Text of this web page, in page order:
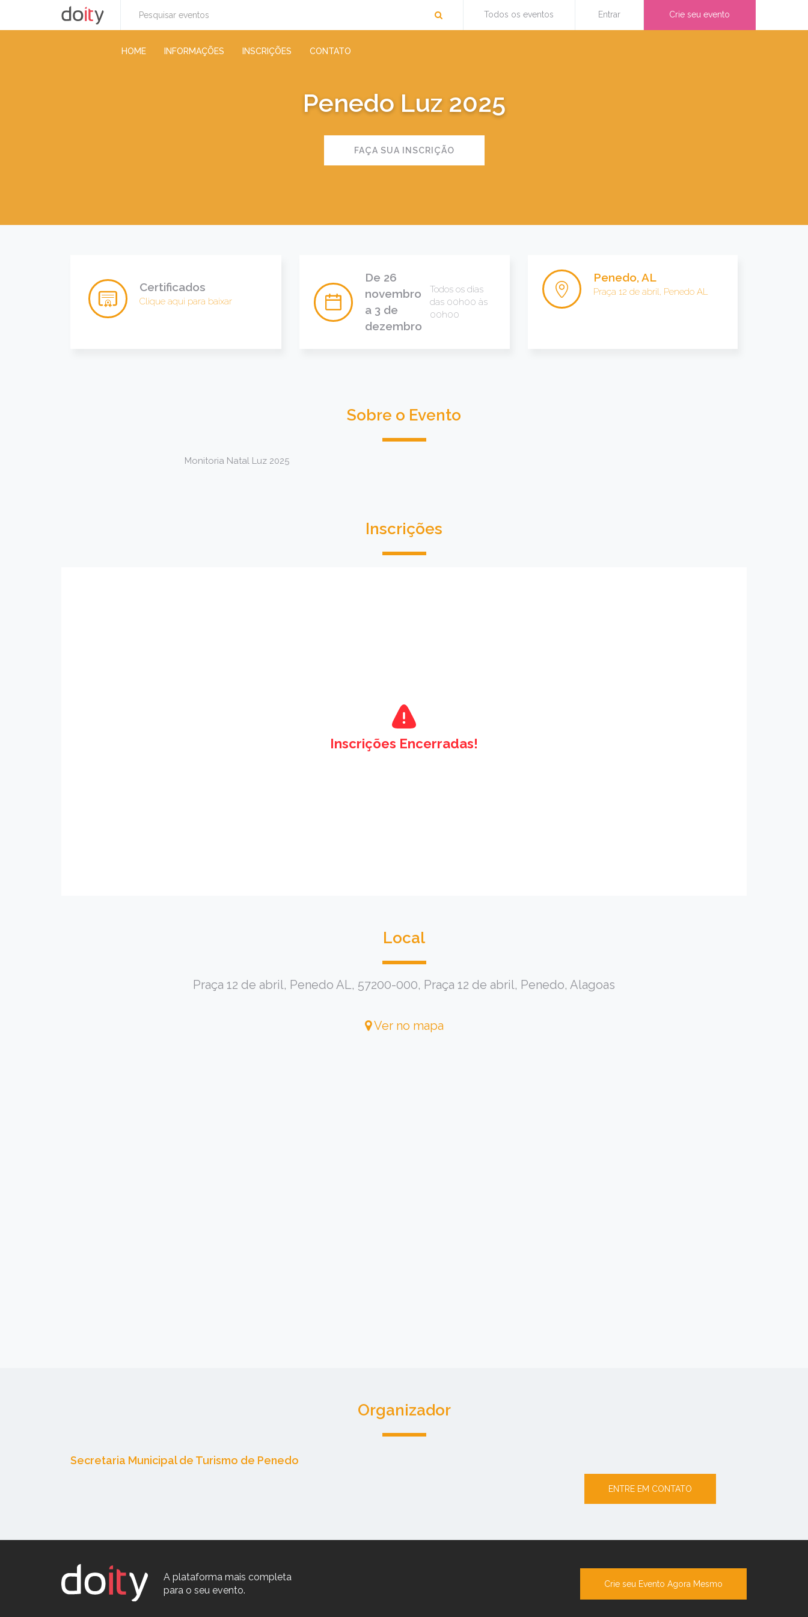
Todos os eventos Entrar Crie seu evento
HOME INFORMAÇÕES INSCRIÇÕES CONTATO
Penedo Luz 2025
FAÇA SUA INSCRIÇÃO
Certificados
Clique aqui para baixar
De 26
novembro
a 3 de
dezembro
Todos os dias
das 00h00 às
00h00
Penedo, AL
Praça 12 de abril, Penedo AL
Sobre o Evento
Monitoria Natal Luz 2025
Inscrições
Inscrições Encerradas!
Local
Praça 12 de abril, Penedo AL, 57200-000, Praça 12 de abril, Penedo, Alagoas
Ver no mapa
Organizador
Secretaria Municipal de Turismo de Penedo
ENTRE EM CONTATO
A plataforma mais completa
para o seu evento.
Crie seu Evento Agora Mesmo